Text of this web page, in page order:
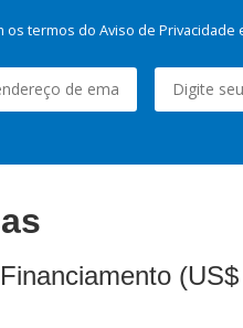
os termos do Aviso de